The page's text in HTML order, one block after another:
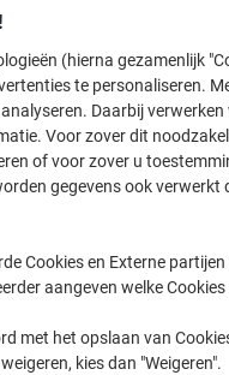
€ 181,49 Incl. btw
Aantal Excl. btw
1Stuk €
Stuk
Aantal
(hierna gezamenlijk
te personaliseren.
Daarbij verwerken
Voor zover dit
of voor zover u
gegevens ook verwerkt
Cookies en Externe
aangeven welke
met het opslaan van
kies dan "Weigeren".